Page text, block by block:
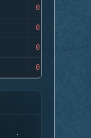
0
0
0
0